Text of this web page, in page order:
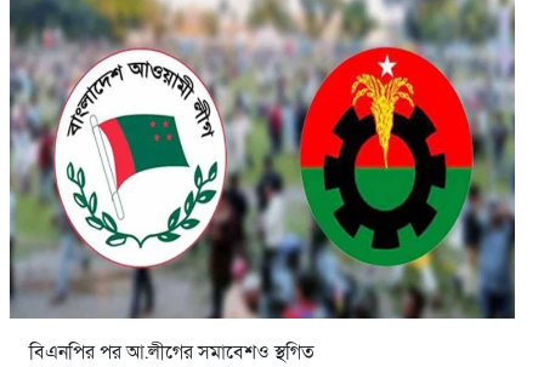
বিএনপির পর আ.লীগের সমাবেশও স্থগিত